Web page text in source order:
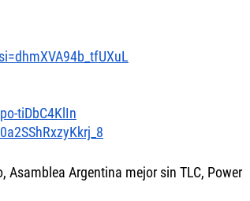
tiDbC4KlIn
Asamblea Argentina mejor sin TLC, Power